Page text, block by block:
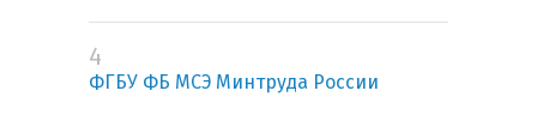
4
ФГБУ ФБ МСЭ Минтруда России